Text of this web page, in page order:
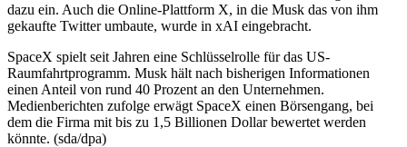
dazu ein. Auch die Online-Plattform X, in die Musk das von ihm
gekaufte Twitter umbaute, wurde in xAI eingebracht.
SpaceX spielt seit Jahren eine Schlüsselrolle für das US-
Raumfahrtprogramm. Musk hält nach bisherigen Informationen
einen Anteil von rund 40 Prozent an den Unternehmen.
Medienberichten zufolge erwägt SpaceX einen Börsengang, bei
dem die Firma mit bis zu 1,5 Billionen Dollar bewertet werden
könnte. (sda/dpa)